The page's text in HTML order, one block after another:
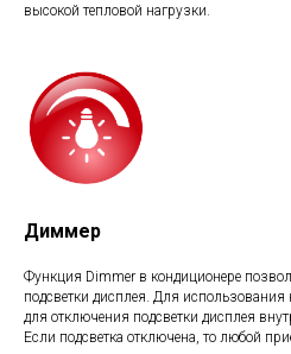
высокой тепловой нагрузки.
Диммер
Функция Dimmer в кондиционере
подсветки дисплея. Для
для отключения подсветки дисплея
Если подсветка отключена, то любой